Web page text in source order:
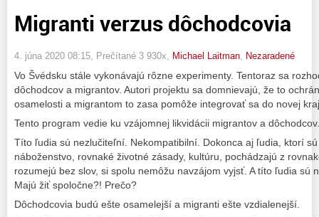
Migranti verzus dôchodcovia
4. júna 2020 08:15 , Prečítané 3 930x, Michael Laitman Nezaradené
Vo Švédsku stále vykonávajú rôzne experimenty. Tentoraz sa
dôchodcov a migrantov. Autori projektu sa domnievajú, že to
osamelosti a migrantom to zasa pomôže integrovať sa do novej
Tento program vedie ku vzájomnej likvidácii migrantov a dôchodcov.
Títo ľudia sú nezlučiteľní. Nekompatibilní. Dokonca aj ľudia, ktorí
náboženstvo, rovnaké životné zásady, kultúru, pochádzajú z
rozumejú bez slov, si spolu nemôžu navzájom vyjsť. A títo ľudia sú
Majú žiť spoločne?! Prečo?
Dôchodcovia budú ešte osamelejší a migranti ešte vzdialenejší.